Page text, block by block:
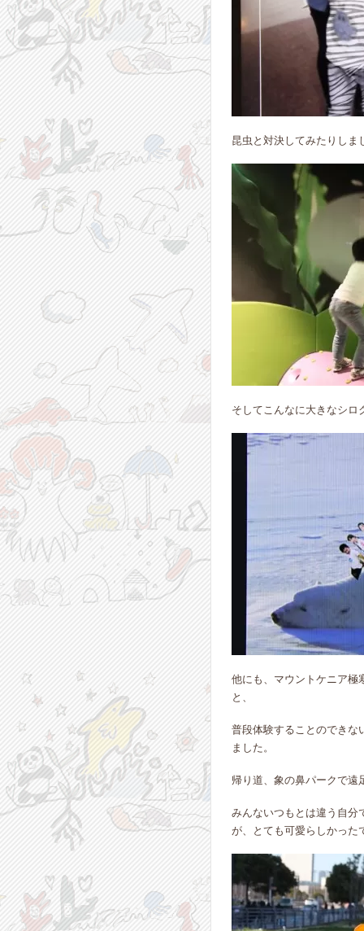
昆虫と対決してみたりしま
そしてこんなに大きなシロ
他にも、マウントケニア極
と、
普段体験することのできな
ました。
帰り道、象の鼻パークで
みんないつもとは違う自分
が、とても可愛らしかった